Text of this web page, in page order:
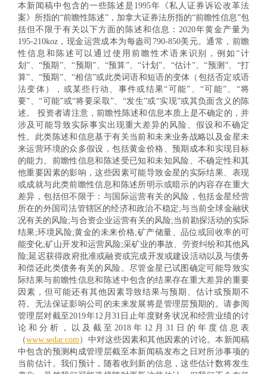
本新闻稿中包含的一些陈述是1995年《私人证券诉讼改革法
案》所指的“前瞻性陈述”，加拿大证券法所指的“前瞻性信息”包
括但不限于有关以下方面的陈述和信息：2020年黄金产量为
195-210koz，现金运营成本为每盎司790-850美元。通常，前瞻
性信息和陈述可以通过使用前瞻性术语来识别，例如“计
划”、“预期”、“预期”、“预算”、“计划”、“估计”、“预测”、“打
算”、“预期”、“相信”或此类词语和短语的变体（包括否定或语
法变体），或某些行动、事件或结果“可能”、“可能”、“将
要”、“可能”或“将要采取”、“发生”或“实现”或其负面含义的陈
述。 投资者请注意，前瞻性陈述和信息本质上是不确定的，并
涉及可能导致实际事实出现重大差异的风险、假设和不确定
性。此类陈述和信息基于有关当前和未来业务战略以及金星未
来运营环境的众多假设，包括黄金价格、预期成本和实现目标
的能力。前瞻性信息和陈述受已知和未知风险、不确定性和其
他重要因素的影响，这些因素可能导致金星的实际结果、表现
或成就与此类前瞻性信息和陈述所明示或暗示的内容存在重大
差异，包括但不限于：与国际运营有关的风险，包括金星经营
所在的外国司法管辖区的经济和政治不稳定;与当前全球金融状
况有关的风险;与合资企业运营有关的风险;当前勘探活动的实际
结果;环境风险;黄金的未来价格;矿产储量、品位或回收率的可
能变化;矿山开发和运营风险;采矿业的事故、劳资纠纷和其他风
险;延迟获得政府批准或融资或完成开发或建设活动以及与债务
和偿还此类债务有关的风险。尽管金星已试图确定可能导致实
际结果与前瞻性信息和陈述中包含的结果存在重大差异的重要
因素，但可能还有其他因素导致结果与预期、估计或预期不
符。无法保证影响公司的未来发展将是管理层预期的。请参阅
管理层对截至2019年12月31日止年度财务状况和经营业绩的讨
论和分析，以及截至2018年12月31日的年度信息表
（www.sedar.com ）中对这些因素和其他因素的讨论。本新闻稿
中包含的预测构成管理层截至本新闻稿发布之日对所涉事项的
当前估计。我们预计，随着收到新的信息，这些估计数将发生